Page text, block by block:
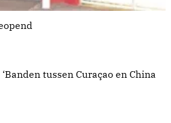
tussen Curaçao en China